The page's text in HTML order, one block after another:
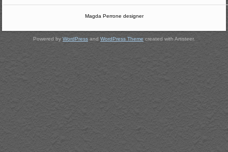
Magda Perrone designer
Powered by WordPress and WordPress Theme created with Artisteer.